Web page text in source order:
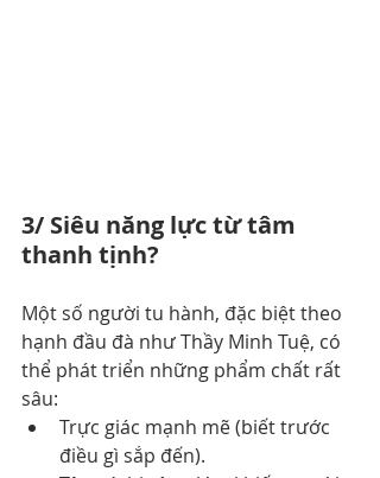
3/ Siêu năng lực từ tâm
thanh tịnh?
Một số người tu hành, đặc biệt theo
hạnh đầu đà như Thầy Minh Tuệ, có
thể phát triển những phẩm chất rất
sâu:
Trực giác mạnh mẽ (biết trước
điều gì sắp đến).